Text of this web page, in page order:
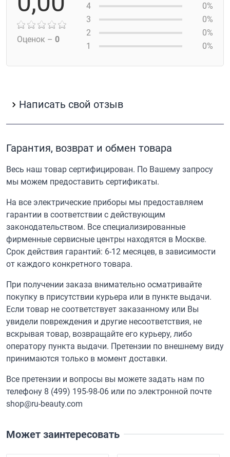
Оценок – 0
4
0%
3
0%
2
0%
1
0%
Написать свой отзыв
Гарантия, возврат и обмен товара
Весь наш товар сертифицирован. По Вашему запросу
мы можем предоставить сертификаты.
На все электрические приборы мы предоставляем
гарантии в соответствии с действующим
законодательством. Все специализированные
фирменные сервисные центры находятся в Москве.
Срок действия гарантий: 6-12 месяцев, в зависимости
от каждого конкретного товара.
При получении заказа внимательно осматривайте
покупку в присутствии курьера или в пункте выдачи.
Если товар не соответствует заказанному или Вы
увидели повреждения и другие несоответствия, не
вскрывая товар, возвращайте его курьеру, либо
оператору пункта выдачи. Претензии по внешнему виду
принимаются только в момент доставки.
Все претензии и вопросы вы можете задать нам по
телефону 8 (499) 195-98-06 или по электронной почте
shop@ru-beauty.com
Может заинтересовать